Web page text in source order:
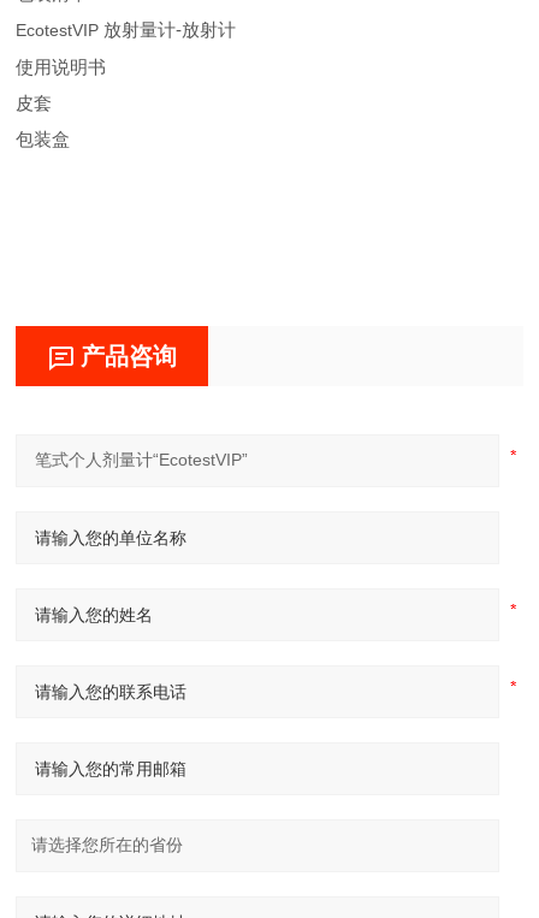
EcotestVIP 放射量计-放射计
使用说明书
皮套
包装盒
产品咨询